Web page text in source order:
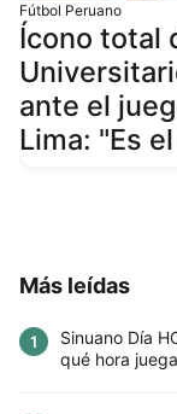
Fútbol Peruano
Ícono total
ante el
Lima: "Es
Más leídas
1
Sinuano Día
qué hora